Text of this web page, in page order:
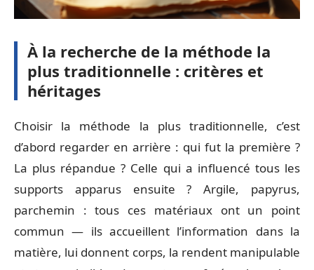
À la recherche de la méthode la
plus traditionnelle : critères et
héritages
Choisir la méthode la plus traditionnelle, c’est
d’abord regarder en arrière : qui fut la première ?
La plus répandue ? Celle qui a influencé tous les
supports apparus ensuite ? Argile, papyrus,
parchemin : tous ces matériaux ont un point
commun — ils accueillent l’information dans la
matière, lui donnent corps, la rendent manipulable